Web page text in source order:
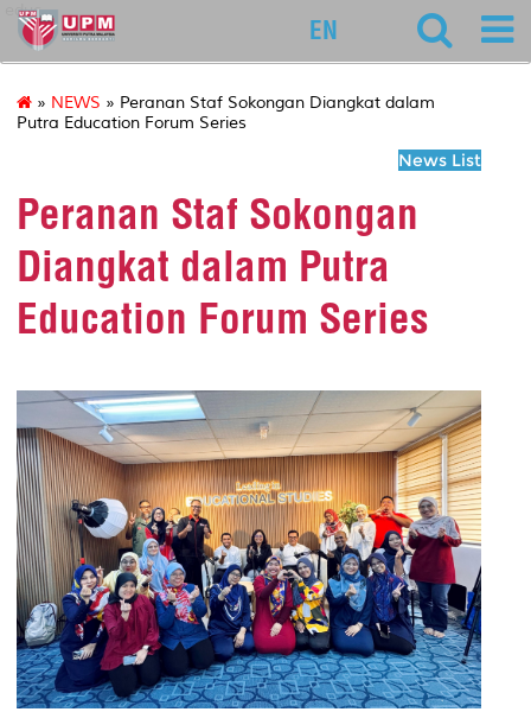
educ
EN
» NEWS » Peranan Staf Sokongan Diangkat dalam
Putra Education Forum Series
News List
Peranan Staf Sokongan
Diangkat dalam Putra
Education Forum Series